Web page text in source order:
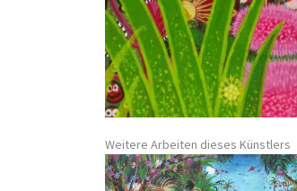
Weitere Arbeiten dieses Künstlers